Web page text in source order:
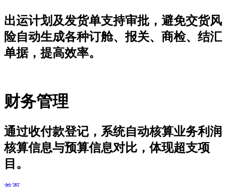
出运计划及发货单支持审批，避免交货风
险自动生成各种订舱、报关、商检、结汇
单据，提高效率。
财务管理
通过收付款登记，系统自动核算业务利润
核算信息与预算信息对比，体现超支项
目。